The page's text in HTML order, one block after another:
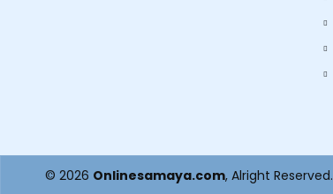
© 2026 Onlinesamaya.com, Alright Reserved.